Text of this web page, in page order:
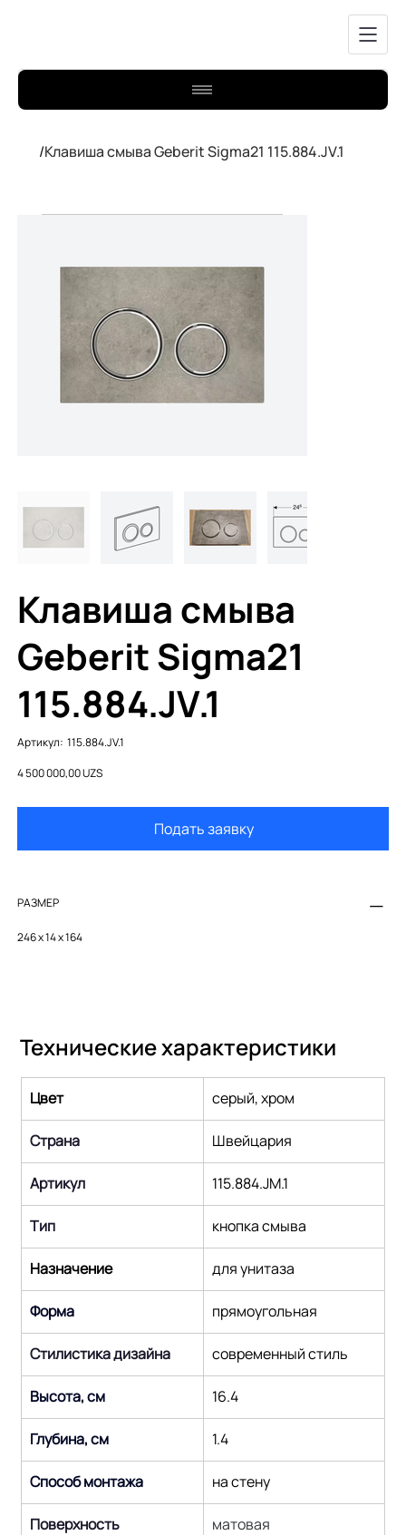
/Клавиша смыва Geberit Sigma21 115.884.JV.1
Клавиша смыва
Geberit Sigma21
115.884.JV.1
Артикул: Артикул:
115.884.JV.1
115.884.JV.1
Цена
4 500 000,00 UZS
Подать заявку
РАЗМЕР
246 x 14 x 164
Технические характеристики
Цвет серый, хром
Страна Швейцария
Артикул 115.884.JM.1
Тип кнопка смыва
Назначение для унитаза
Форма прямоугольная
Стилистика дизайна современный стиль
Высота, см 16.4
Глубина, см 1.4
Способ монтажа на стену
Поверхность матовая